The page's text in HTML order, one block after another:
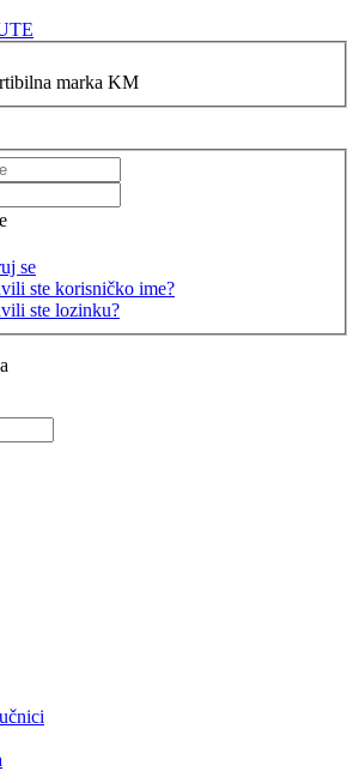
marka KM
se
ste korisničko ime?
ste lozinku?